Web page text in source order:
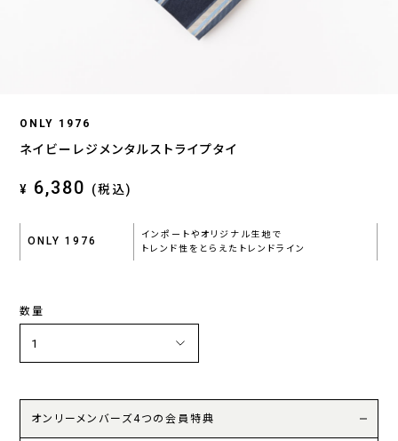
ONLY 1976
ネイビーレジメンタルストライプタイ
¥ 6,380 (税込)
ONLY 1976
インポートやオリジナル生地で
トレンド性をとらえたトレンドライン
数量
オンリーメンバーズ4つの会員特典